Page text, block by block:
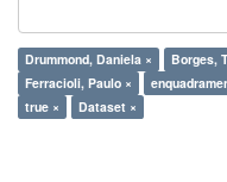
Drummond, Daniela × Borges,
Ferracioli, Paulo ×
true ×
Dataset ×